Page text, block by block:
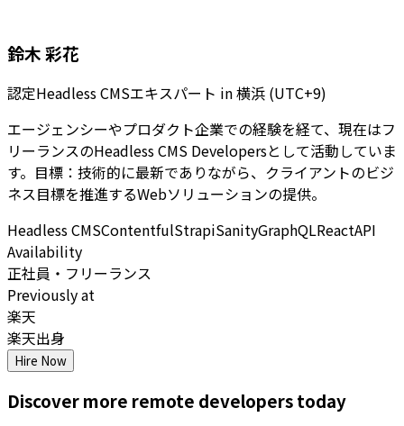
鈴木 彩花
認定Headless CMSエキスパート in横浜 (UTC+9)
エージェンシーやプロダクト企業での経験を経て、現在はフ
リーランスのHeadless CMS Developersとして活動していま
す。目標：技術的に最新でありながら、クライアントのビジ
ネス目標を推進するWebソリューションの提供。
Headless CMSContentfulStrapiSanityGraphQLReactAPI
Availability
正社員・フリーランス
Previously at
楽天
楽天出身
Hire Now
Discover more remote developerstoday